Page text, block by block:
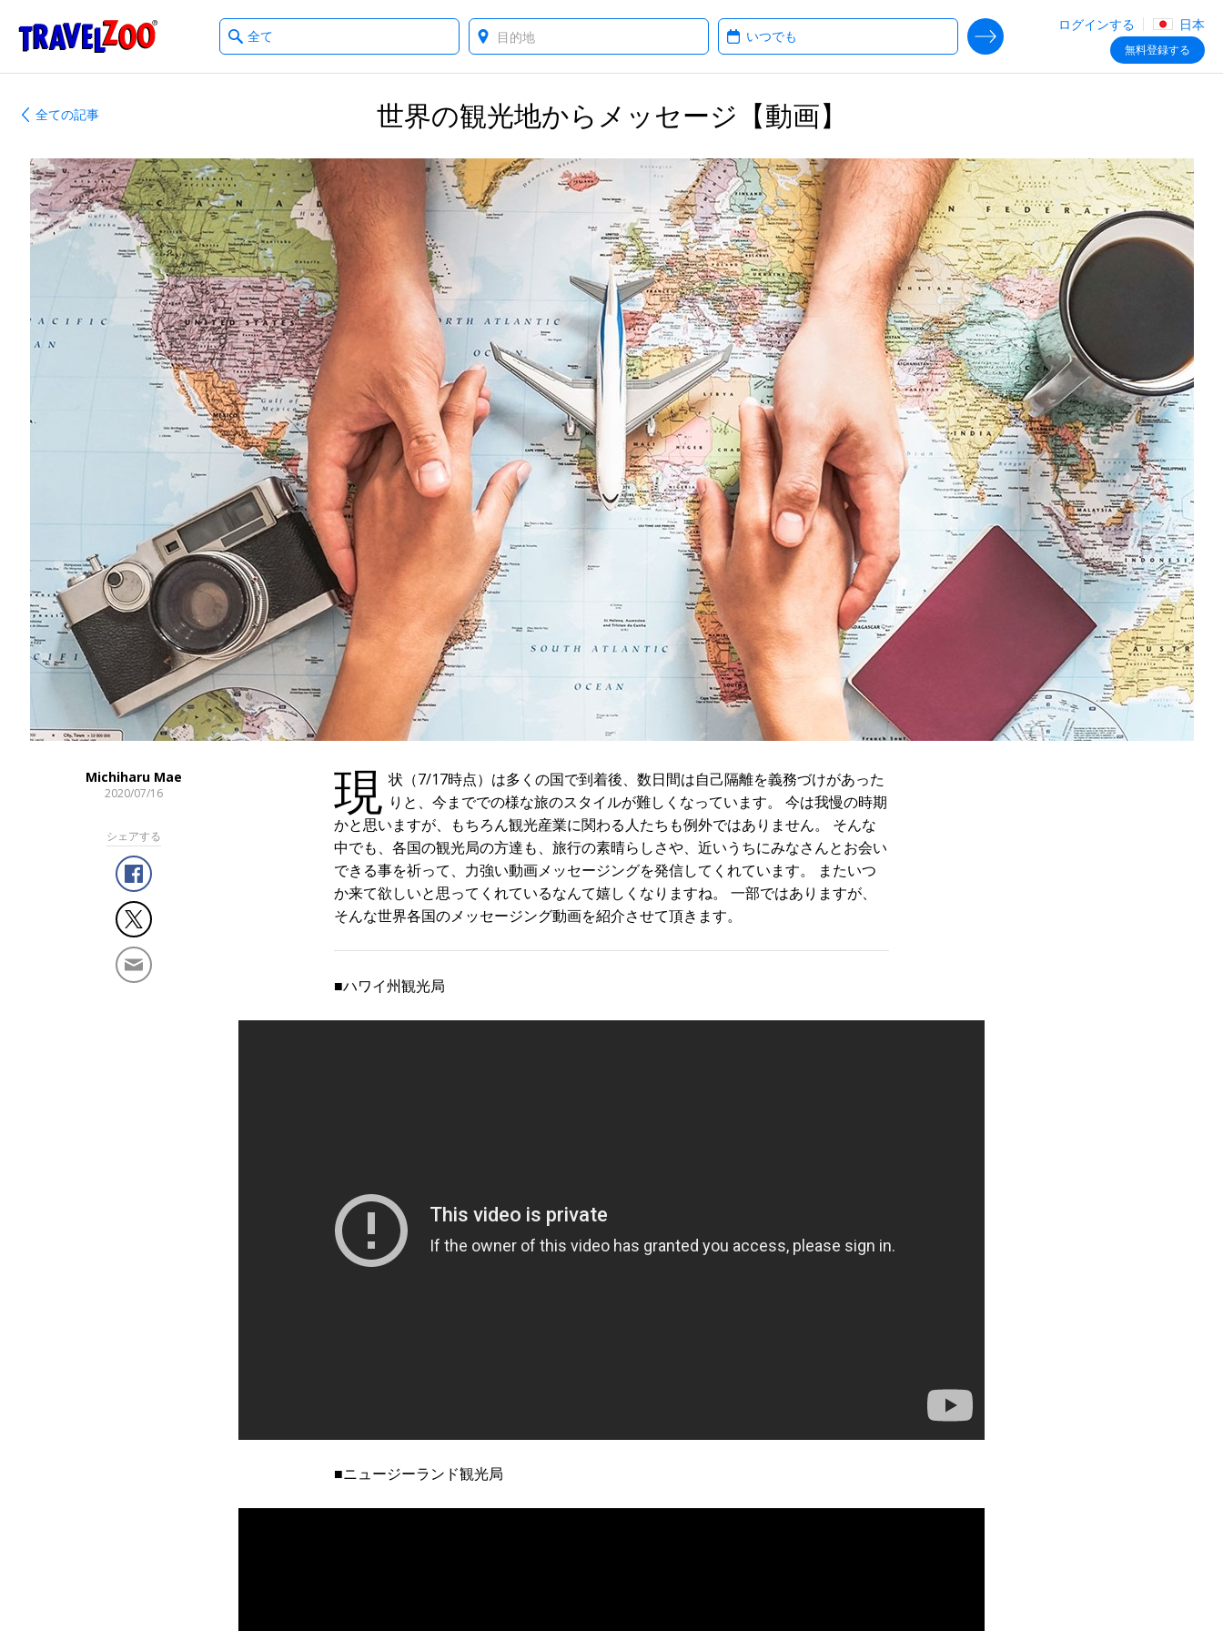
Travelzoo ログインする 日本
無料登録する
What
type
Where? When?
SEARCH DEALS
全ての記事 世界の観光地からメッセージ【動画】
Michiharu Mae
2020/07/16
シェアする
現 状（7/17時点）は多くの国で到着後、数日間は自己隔離を義務づけがあった
りと、今まででの様な旅のスタイルが難しくなっています。 今は我慢の時期
かと思いますが、もちろん観光産業に関わる人たちも例外ではありません。 そんな
中でも、各国の観光局の方達も、旅行の素晴らしさや、近いうちにみなさんとお会い
できる事を祈って、力強い動画メッセージングを発信してくれています。 またいつ
か来て欲しいと思ってくれているなんて嬉しくなりますね。 一部ではありますが、
そんな世界各国のメッセージング動画を紹介させて頂きます。
■ハワイ州観光局
■ニュージーランド観光局